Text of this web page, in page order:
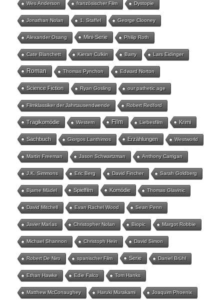
Wes Anderson französischer Film Dystopie
Jonathan Nolan 1. Staffel George Clooney
Alexander Osang Mini-Serie Philip Roth
Cate Blanchett Kieran Culkin Barry Lars Eidinger
Roman Thomas Pynchon Edward Norton
Science Fiction Ryan Gosling our pathetic age
Filmklassiker der Jahrtausendwende Robert Redford
Tragikomödie Western Film Liebesfilm Krimi
Sachbuch Giorgos Lanthimos Erzählungen Westworld
Martin Freeman Jason Schwartzman Anthony Carrigan
J.K. Simmons Eric Berg David Fincher Sarah Goldberg
Bjarne Mädel Spielfilm Komödie Thomas Glavinic
David Mitchell Evan Rachel Wood Sean Penn
Javier Marías Christopher Nolan Biopic Margot Robbie
Michael Shannon Christoph Hein David Simon
Robert De Niro spanischer Film Serie Daniel Brühl
Ethan Hawke Edie Falco Tom Hanks
Matthew McConaughey Haruki Murakami Joaquim Phoenix